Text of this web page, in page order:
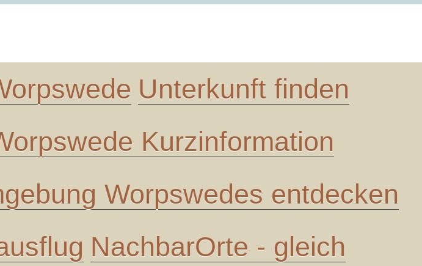
Unterkunft finden
Kurzinformation
Worpswedes entdecken
NachbarOrte - gleich